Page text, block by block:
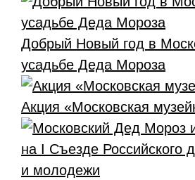
Добрый Новый год в
усадьбе Деда Мороза
Акция «Московская